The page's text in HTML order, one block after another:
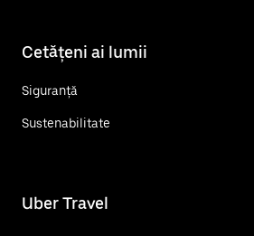
Cetățeni ai lumii
Siguranță
Sustenabilitate
Uber Travel